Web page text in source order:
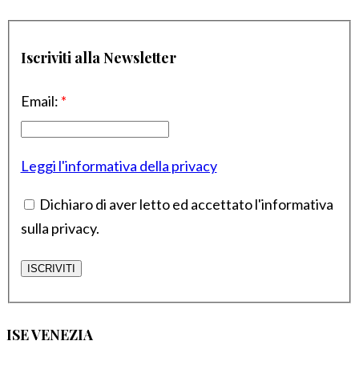
Iscriviti alla Newsletter
Email: *
Leggi l'informativa della privacy
Dichiaro di aver letto ed accettato l'informativa
sulla privacy.
ISE VENEZIA